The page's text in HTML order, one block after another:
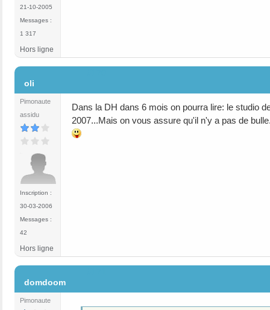
21-10-2005
Messages :
1 317
Hors ligne
oli
Pimonaute
assidu
Inscription :
30-03-2006
Messages :
42
Dans la DH dans 6 mois on pourra lire: le studio
2007...Mais on vous assure qu'il n'y a pas de
Hors ligne
domdoom
Pimonaute